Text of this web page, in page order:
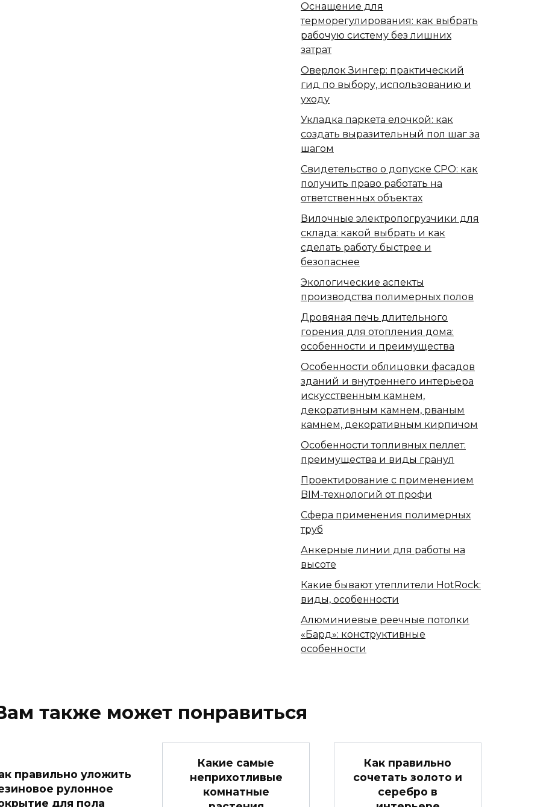
Оснащение для
терморегулирования: как выбрать
рабочую систему без лишних
затрат
Оверлок Зингер: практический
гид по выбору, использованию и
уходу
Укладка паркета елочкой: как
создать выразительный пол шаг за
шагом
Свидетельство о допуске СРО: как
получить право работать на
ответственных объектах
Вилочные электропогрузчики для
склада: какой выбрать и как
сделать работу быстрее и
безопаснее
Экологические аспекты
производства полимерных полов
Дровяная печь длительного
горения для отопления дома:
особенности и преимущества
Особенности облицовки фасадов
зданий и внутреннего интерьера
искусственным камнем,
декоративным камнем, рваным
камнем, декоративным кирпичом
Особенности топливных пеллет:
преимущества и виды гранул
Проектирование с применением
BIM-технологий от профи
Сфера применения полимерных
труб
Анкерные линии для работы на
высоте
Какие бывают утеплители HotRock:
виды, особенности
Алюминиевые реечные потолки
«Бард»: конструктивные
особенности
также может понравиться
правильно уложить
рулонное
для пола
Какие самые
неприхотливые
комнатные
Как правильно
сочетать золото и
серебро в